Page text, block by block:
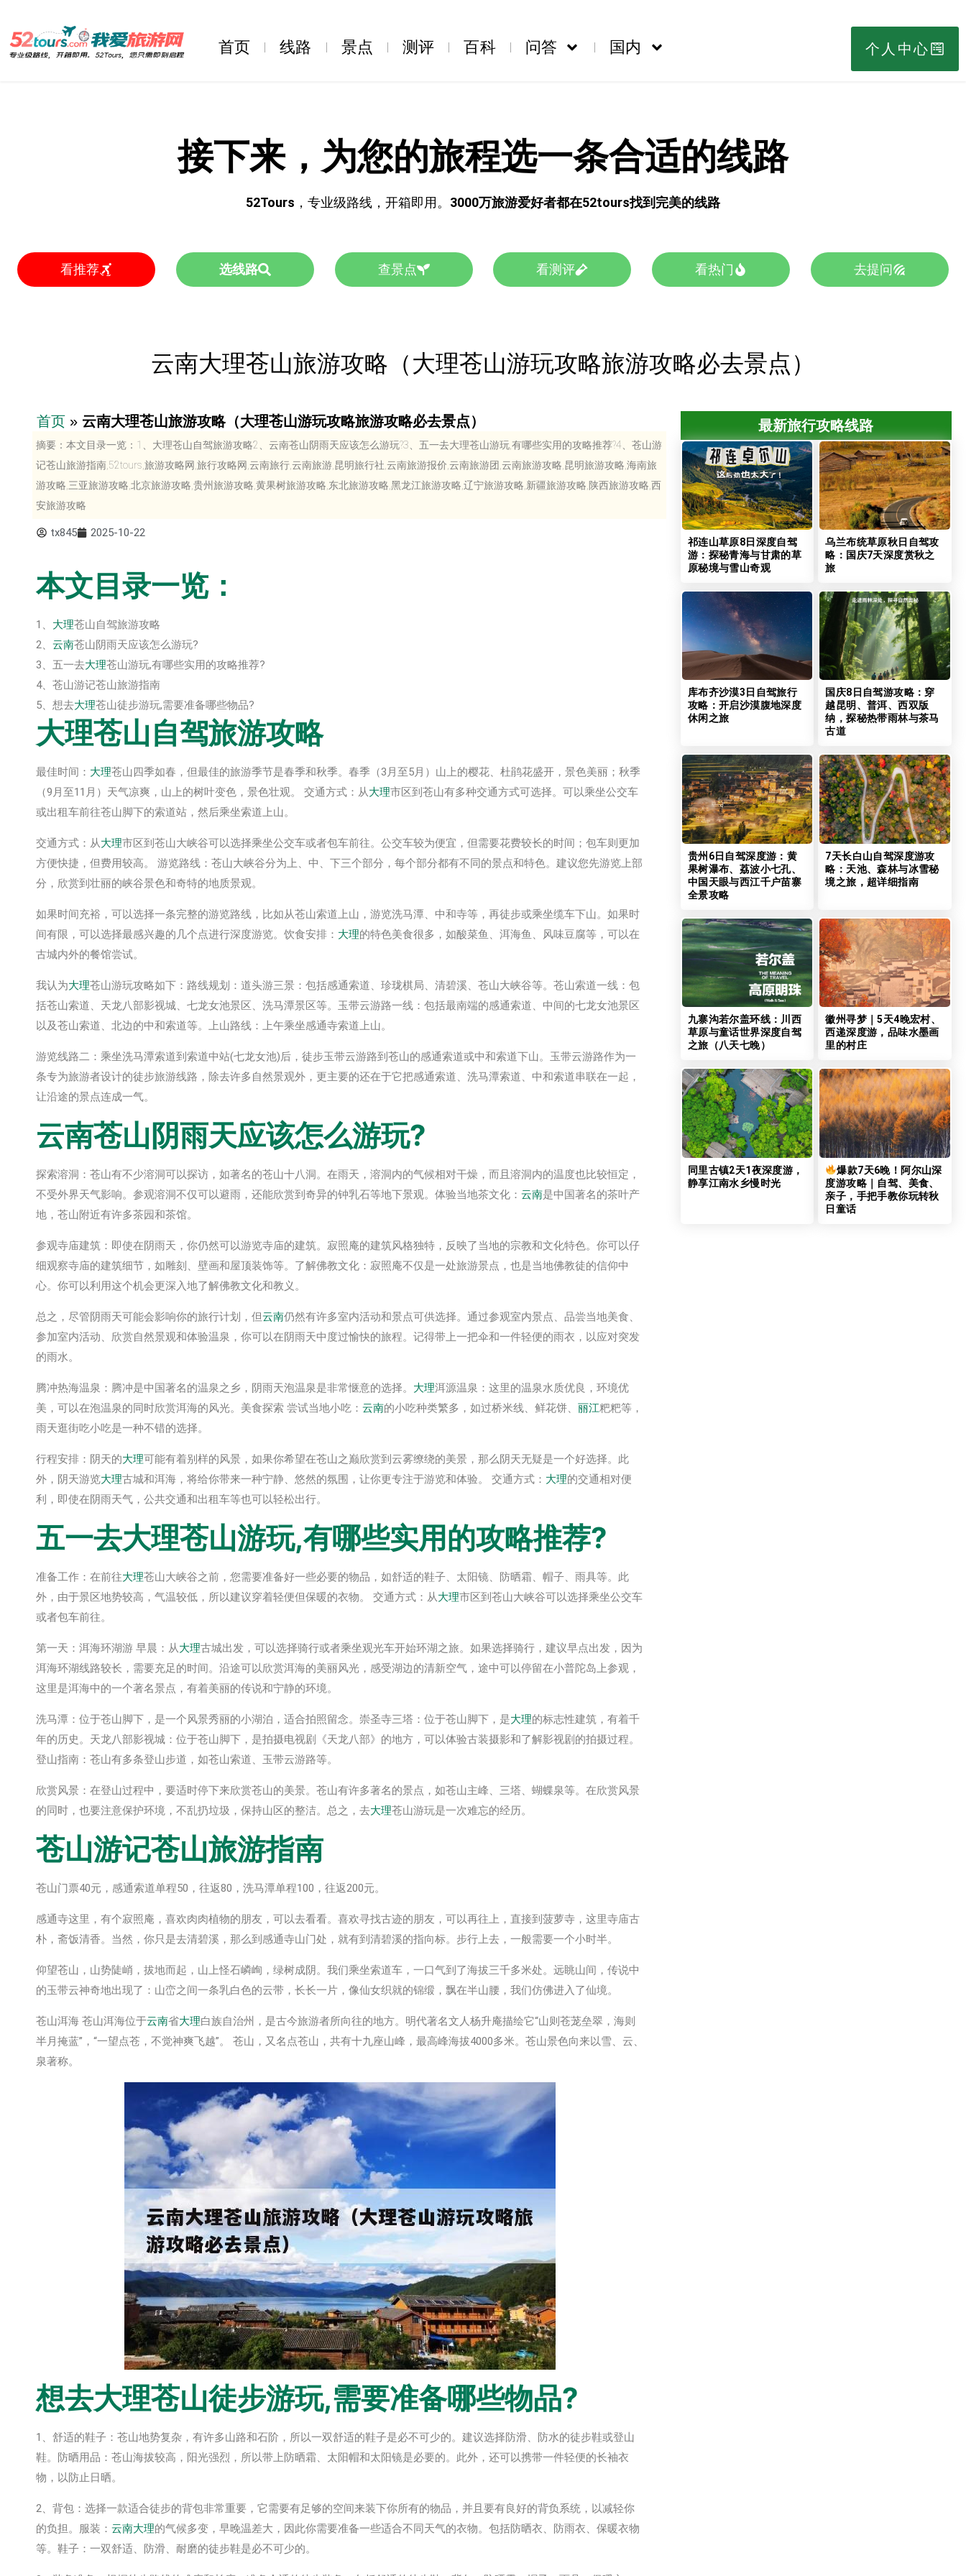
首页 线路 景点 测评 百科 问答 国内 个人中心
接下来，为您的旅程选一条合适的线路
52Tours ，专业级路线，开箱即用。 3000万旅游爱好者都在52tours找到完美的线路
看推荐 选线路 查景点 看测评 看热门 去提问
云南大理苍山旅游攻略（大理苍山游玩攻略旅游攻略必去景点）
首页 » 云南大理苍山旅游攻略（大理苍山游玩攻略旅游攻略必去景点）
摘要：本文目录一览：1、大理苍山自驾旅游攻略2、云南苍山阴雨天应该怎么游玩?3、五一去大理苍山游玩,有哪些实用的攻略推荐?4、苍山游
记苍山旅游指南,52tours,旅游攻略网,旅行攻略网,云南旅行,云南旅游,昆明旅行社,云南旅游报价,云南旅游团,云南旅游攻略,昆明旅游攻略,海南旅
游攻略,三亚旅游攻略,北京旅游攻略,贵州旅游攻略,黄果树旅游攻略,东北旅游攻略,黑龙江旅游攻略,辽宁旅游攻略,新疆旅游攻略,陕西旅游攻略,西
安旅游攻略
tx845 2025-10-22
本文目录一览：
1、 大理苍山自驾旅游攻略
2、 云南苍山阴雨天应该怎么游玩?
3、五一去大理苍山游玩,有哪些实用的攻略推荐?
4、苍山游记苍山旅游指南
5、想去大理苍山徒步游玩,需要准备哪些物品?
大理苍山自驾旅游攻略
最佳时间： 大理苍山四季如春，但最佳的旅游季节是春季和秋季。春季（3月至5月）山上的樱花、杜鹃花盛开，景色美丽；秋季
（9月至11月）天气凉爽，山上的树叶变色，景色壮观。 交通方式：从大理市区到苍山有多种交通方式可选择。可以乘坐公交车
或出租车前往苍山脚下的索道站，然后乘坐索道上山。
交通方式：从大理市区到苍山大峡谷可以选择乘坐公交车或者包车前往。公交车较为便宜，但需要花费较长的时间；包车则更加
方便快捷，但费用较高。 游览路线：苍山大峡谷分为上、中、下三个部分，每个部分都有不同的景点和特色。建议您先游览上部
分，欣赏到壮丽的峡谷景色和奇特的地质景观。
如果时间充裕，可以选择一条完整的游览路线，比如从苍山索道上山，游览洗马潭、中和寺等，再徒步或乘坐缆车下山。如果时
间有限，可以选择最感兴趣的几个点进行深度游览。饮食安排： 大理的特色美食很多，如酸菜鱼、洱海鱼、风味豆腐等，可以在
古城内外的餐馆尝试。
我认为大理苍山游玩攻略如下：路线规划：道头游三景：包括感通索道、珍珑棋局、清碧溪、苍山大峡谷等。苍山索道一线：包
括苍山索道、天龙八部影视城、七龙女池景区、洗马潭景区等。玉带云游路一线：包括最南端的感通索道、中间的七龙女池景区
以及苍山索道、北边的中和索道等。上山路线：上午乘坐感通寺索道上山。
游览线路二：乘坐洗马潭索道到索道中站(七龙女池)后，徒步玉带云游路到苍山的感通索道或中和索道下山。玉带云游路作为一
条专为旅游者设计的徒步旅游线路，除去许多自然景观外，更主要的还在于它把感通索道、洗马潭索道、中和索道串联在一起，
让沿途的景点连成一气。
云南苍山阴雨天应该怎么游玩?
探索溶洞：苍山有不少溶洞可以探访，如著名的苍山十八洞。在雨天，溶洞内的气候相对干燥，而且溶洞内的温度也比较恒定，
不受外界天气影响。参观溶洞不仅可以避雨，还能欣赏到奇异的钟乳石等地下景观。体验当地茶文化： 云南是中国著名的茶叶产
地，苍山附近有许多茶园和茶馆。
参观寺庙建筑：即使在阴雨天，你仍然可以游览寺庙的建筑。寂照庵的建筑风格独特，反映了当地的宗教和文化特色。你可以仔
细观察寺庙的建筑细节，如雕刻、壁画和屋顶装饰等。了解佛教文化：寂照庵不仅是一处旅游景点，也是当地佛教徒的信仰中
心。你可以利用这个机会更深入地了解佛教文化和教义。
总之，尽管阴雨天可能会影响你的旅行计划，但云南仍然有许多室内活动和景点可供选择。通过参观室内景点、品尝当地美食、
参加室内活动、欣赏自然景观和体验温泉，你可以在阴雨天中度过愉快的旅程。记得带上一把伞和一件轻便的雨衣，以应对突发
的雨水。
腾冲热海温泉：腾冲是中国著名的温泉之乡，阴雨天泡温泉是非常惬意的选择。 大理洱源温泉：这里的温泉水质优良，环境优
美，可以在泡温泉的同时欣赏洱海的风光。美食探索 尝试当地小吃： 云南的小吃种类繁多，如过桥米线、鲜花饼、 丽江粑粑等，
雨天逛街吃小吃是一种不错的选择。
行程安排：阴天的大理可能有着别样的风景，如果你希望在苍山之巅欣赏到云雾缭绕的美景，那么阴天无疑是一个好选择。此
外，阴天游览大理古城和洱海，将给你带来一种宁静、悠然的氛围，让你更专注于游览和体验。 交通方式： 大理的交通相对便
利，即使在阴雨天气，公共交通和出租车等也可以轻松出行。
五一去大理苍山游玩,有哪些实用的攻略推荐?
准备工作：在前往大理苍山大峡谷之前，您需要准备好一些必要的物品，如舒适的鞋子、太阳镜、防晒霜、帽子、雨具等。此
外，由于景区地势较高，气温较低，所以建议穿着轻便但保暖的衣物。 交通方式：从大理市区到苍山大峡谷可以选择乘坐公交车
或者包车前往。
第一天：洱海环湖游 早晨：从大理古城出发，可以选择骑行或者乘坐观光车开始环湖之旅。如果选择骑行，建议早点出发，因为
洱海环湖线路较长，需要充足的时间。沿途可以欣赏洱海的美丽风光，感受湖边的清新空气，途中可以停留在小普陀岛上参观，
这里是洱海中的一个著名景点，有着美丽的传说和宁静的环境。
洗马潭：位于苍山脚下，是一个风景秀丽的小湖泊，适合拍照留念。崇圣寺三塔：位于苍山脚下，是大理的标志性建筑，有着千
年的历史。天龙八部影视城：位于苍山脚下，是拍摄电视剧《天龙八部》的地方，可以体验古装摄影和了解影视剧的拍摄过程。
登山指南：苍山有多条登山步道，如苍山索道、玉带云游路等。
欣赏风景：在登山过程中，要适时停下来欣赏苍山的美景。苍山有许多著名的景点，如苍山主峰、三塔、蝴蝶泉等。在欣赏风景
的同时，也要注意保护环境，不乱扔垃圾，保持山区的整洁。总之，去大理苍山游玩是一次难忘的经历。
苍山游记苍山旅游指南
苍山门票40元，感通索道单程50，往返80，洗马潭单程100，往返200元。
感通寺这里，有个寂照庵，喜欢肉肉植物的朋友，可以去看看。喜欢寻找古迹的朋友，可以再往上，直接到菠萝寺，这里寺庙古
朴，斋饭清香。当然，你只是去清碧溪，那么到感通寺山门处，就有到清碧溪的指向标。步行上去，一般需要一个小时半。
仰望苍山，山势陡峭，拔地而起，山上怪石嶙峋，绿树成阴。我们乘坐索道车，一口气到了海拔三千多米处。远眺山间，传说中
的玉带云神奇地出现了：山峦之间一条乳白色的云带，长长一片，像仙女织就的锦缎，飘在半山腰，我们仿佛进入了仙境。
苍山洱海 苍山洱海位于云南省大理白族自治州，是古今旅游者所向往的地方。明代著名文人杨升庵描绘它“山则苍茏垒翠，海则
半月掩蓝”，“一望点苍，不觉神爽飞越”。 苍山，又名点苍山，共有十九座山峰，最高峰海拔4000多米。苍山景色向来以雪、云、
泉著称。
想去大理苍山徒步游玩,需要准备哪些物品?
1、舒适的鞋子：苍山地势复杂，有许多山路和石阶，所以一双舒适的鞋子是必不可少的。建议选择防滑、防水的徒步鞋或登山
鞋。防晒用品：苍山海拔较高，阳光强烈，所以带上防晒霜、太阳帽和太阳镜是必要的。此外，还可以携带一件轻便的长袖衣
物，以防止日晒。
2、背包：选择一款适合徒步的背包非常重要，它需要有足够的空间来装下你所有的物品，并且要有良好的背负系统，以减轻你
的负担。服装： 云南大理的气候多变，早晚温差大，因此你需要准备一些适合不同天气的衣物。包括防晒衣、防雨衣、保暖衣物
等。鞋子：一双舒适、防滑、耐磨的徒步鞋是必不可少的。
最新旅行攻略线路
祁连山草原8日深度自驾
游：探秘青海与甘肃的草
原秘境与雪山奇观
乌兰布统草原秋日自驾攻
略：国庆7天深度赏秋之
旅
库布齐沙漠3日自驾旅行
攻略：开启沙漠腹地深度
休闲之旅
国庆8日自驾游攻略：穿
越昆明、普洱、西双版
纳，探秘热带雨林与茶马
古道
贵州6日自驾深度游：黄
果树瀑布、荔波小七孔、
中国天眼与西江千户苗寨
全景攻略
7天长白山自驾深度游攻
略：天池、森林与冰雪秘
境之旅，超详细指南
九寨沟若尔盖环线：川西
草原与童话世界深度自驾
之旅（八天七晚）
徽州寻梦｜5天4晚宏村、
西递深度游，品味水墨画
里的村庄
同里古镇2天1夜深度游，
静享江南水乡慢时光
爆款7天6晚！阿尔山深
度游攻略｜自驾、美食、
亲子，手把手教你玩转秋
日童话